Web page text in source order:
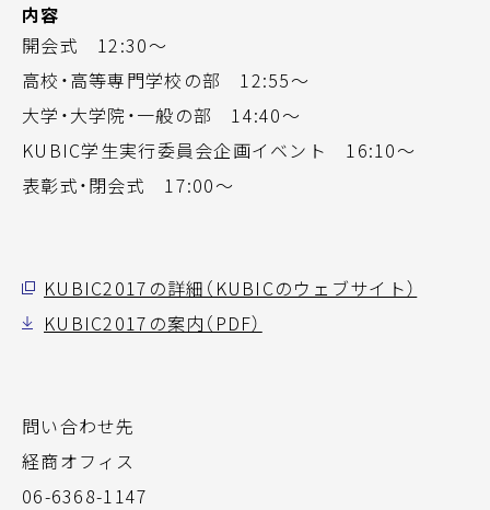
内容
開会式 12:30～
高校・高等専門学校の部 12:55～
大学・大学院・一般の部 14:40～
KUBIC学生実行委員会企画イベント 16:10～
表彰式・閉会式 17:00～
KUBIC2017の詳細（KUBICのウェブサイト）
KUBIC2017の案内（PDF）
問い合わせ先
経商オフィス
06-6368-1147